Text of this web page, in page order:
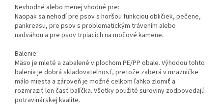
Nevhodné alebo menej vhodné pre:
Naopak sa nehodí pre psov s horšou funkciou obličiek, pečene,
pankreasu, pre psov s problematickým trávením alebo
nadváhou a pre psov trpiacich na močové kamene.
Balenie:
Mäso je mleté a zabalené v plochom PE/PP obale. Výhodou tohto
balenia je dobrá skladovateľnosť, pretože zaberá v mrazničke
málo miesta a zároveň je možné celkom ľahko zlomiť a
rozmraziť len časť balíčka. Všetky použité suroviny zodpovedajú
potravinárskej kvalite.